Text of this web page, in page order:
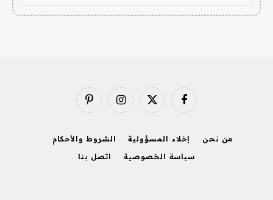
فيسبوك X
الانستغرامبينتيريست
من نحن إخلاء المسؤولية
الشروط والأحكام
سياسة الخصوصية
اتصل بنا